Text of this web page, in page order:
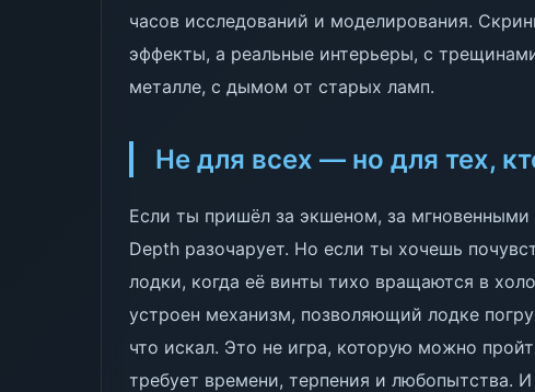
часов исследований и моделирования.
эффекты, а реальные интерьеры, с
металле, с дымом от старых ламп.
Не для всех — но для тех,
Если ты пришёл за экшеном, за
Depth разочарует. Но если ты хочешь
лодки, когда её винты тихо вращаются в
устроен механизм, позволяющий лодке
что искал. Это не игра, которую можно
требует времени, терпения и любопытства.